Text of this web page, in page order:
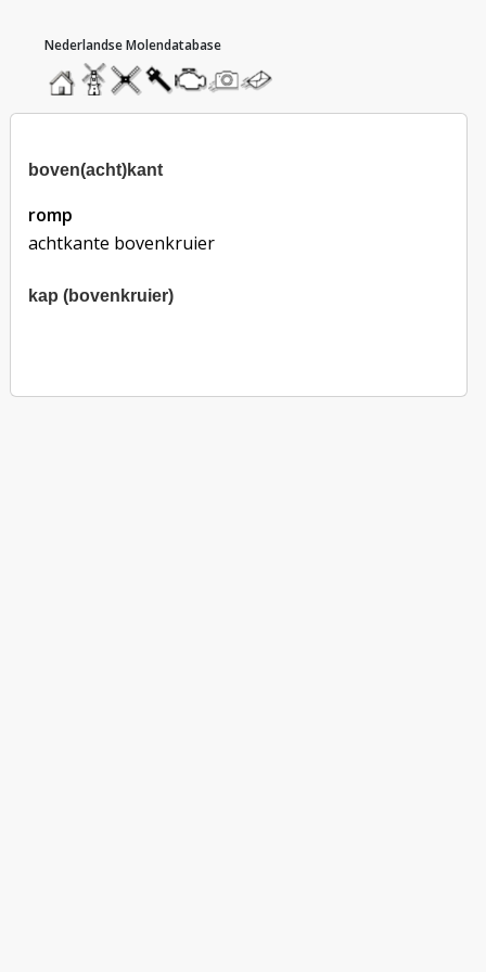
homemolendatabase
roedendatabase
assendatabase
motorendatabase
stuur
een
foto
stuur
een
bericht
boven(acht)kant
romp
achtkante bovenkruier
kap (bovenkruier)